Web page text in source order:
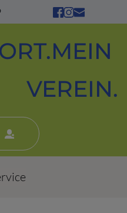
VEREIN.